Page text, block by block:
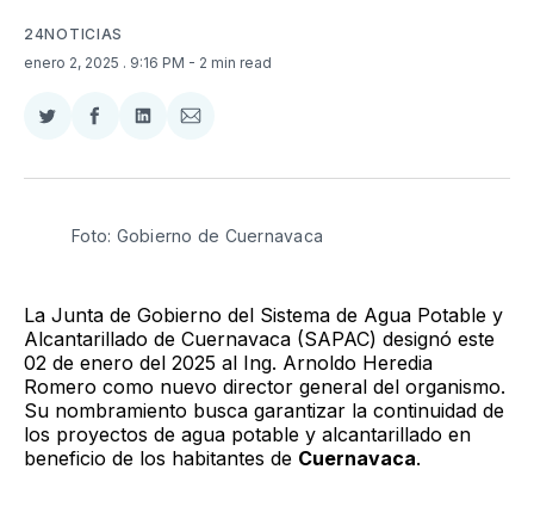
24NOTICIAS
enero 2, 2025 . 9:16 PM - 2 min read
Compartir
Twitter
Compartir
Facebook
Compartir
LinkedIn
Compartir
Email
Foto: Gobierno de Cuernavaca
La Junta de Gobierno del Sistema de Agua Potable y
Alcantarillado de Cuernavaca (SAPAC) designó este
02 de enero del 2025 al Ing. Arnoldo Heredia
Romero como nuevo director general del organismo.
Su nombramiento busca garantizar la continuidad de
los proyectos de agua potable y alcantarillado en
beneficio de los habitantes de Cuernavaca.